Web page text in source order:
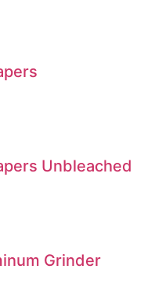
Unbleached
Grinder